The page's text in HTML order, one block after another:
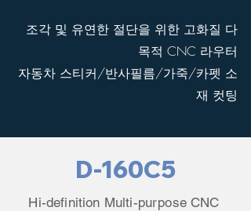
조각 및 유연한 절단을 위한 고화질 다
목적 CNC 라우터
자동차 스티커/반사필름/가죽/카펫 소
재 컷팅
D-160C5
Hi-definition Multi-purpose CNC